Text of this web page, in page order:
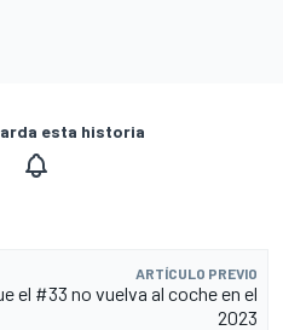
esta historia
ARTÍCULO PREVIO
el #33 no vuelva al coche en el
2023